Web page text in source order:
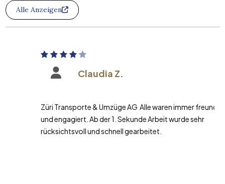
Alle Anzeigen
Claudia Z.
Züri Transporte & Umzüge AG Alle waren immer freundlich
und engagiert. Ab der 1. Sekunde Arbeit wurde sehr
rücksichtsvoll und schnell gearbeitet.